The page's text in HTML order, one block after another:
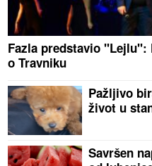
Fazla predstavio "Lejlu":
o Travniku
Pažljivo
život u
Savršen